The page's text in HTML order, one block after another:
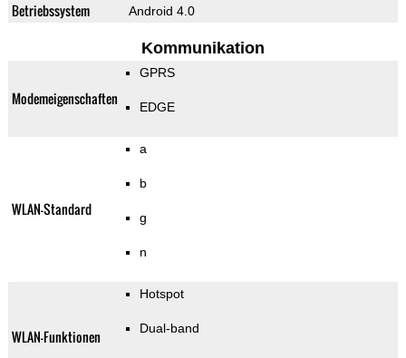
Betriebssystem Android 4.0
Kommunikation
Modemeigenschaften
GPRS
EDGE
WLAN-Standard
a
b
g
n
WLAN-Funktionen
Hotspot
Dual-band